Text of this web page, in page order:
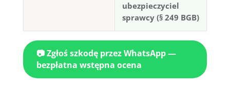
ubezpieczyciel
sprawcy (§ 249 BGB)
📷 Zgłoś szkodę przez WhatsApp —
bezpłatna wstępna ocena